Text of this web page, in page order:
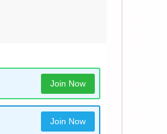
Join Now
Join Now